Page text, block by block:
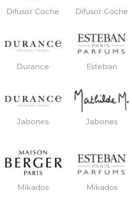
Difusor Coche Difusor Coche
Durance Esteban
Jabones Jabones
Mikados Mikados